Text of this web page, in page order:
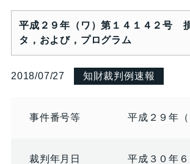
平成２９年（ワ）第１４１４２号
タ，および，プログラム
2018/07/27 知財裁判例速報
事件番号等 平成２９年
裁判年月日 平成３０年６